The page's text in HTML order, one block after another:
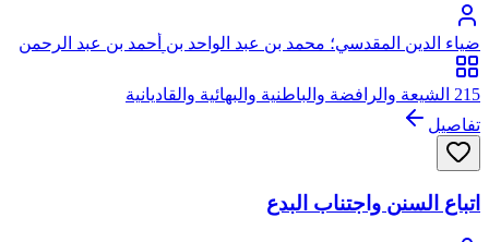
ضياء الدين المقدسي؛ محمد بن عبد الواحد بن أحمد بن عبد الرحمن
السعدي، المقدسي الأصل، الصالحي الحنبلي، أبو عبد الله، ضياء
الدين
215 الشيعة والرافضة والباطنية والبهائية والقاديانية
تفاصيل
اتباع السنن واجتناب البدع